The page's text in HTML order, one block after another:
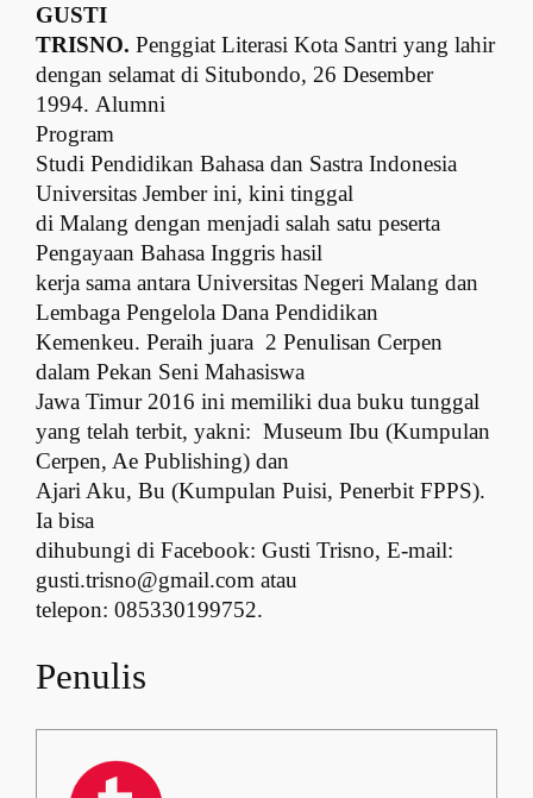
GUSTI
TRISNO. PenggiatLiterasi Kota Santri yang lahir
dengan selamatdi Situbondo, 26 Desember
1994. Alumni
Program
Studi Pendidikan Bahasa dan Sastra Indonesia
Universitas Jember ini, kini tinggal
di Malang dengan menjadi salah satu peserta
Pengayaan Bahasa Inggris hasil
kerja sama antara Universitas Negeri Malang dan
Lembaga Pengelola Dana Pendidikan
Kemenkeu. Peraih juara 2 Penulisan Cerpen
dalam Pekan Seni Mahasiswa
Jawa Timur 2016 ini memiliki dua buku tunggal
yang telah terbit, yakni: Museum Ibu (Kumpulan
Cerpen, Ae Publishing) dan
Ajari Aku, Bu (Kumpulan Puisi, Penerbit FPPS).
Ia bisa
dihubungi di Facebook: Gusti Trisno, E-mail:
gusti.trisno@gmail.com atau
telepon: 085330199752.
Penulis